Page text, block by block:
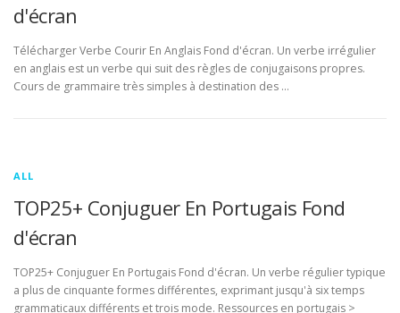
d'écran
Télécharger Verbe Courir En Anglais Fond d'écran. Un verbe irrégulier
en anglais est un verbe qui suit des règles de conjugaisons propres.
Cours de grammaire très simples à destination des …
ALL
TOP25+ Conjuguer En Portugais Fond
d'écran
TOP25+ Conjuguer En Portugais Fond d'écran. Un verbe régulier typique
a plus de cinquante formes différentes, exprimant jusqu'à six temps
grammaticaux différents et trois mode. Ressources en portugais >